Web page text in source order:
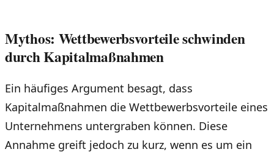
Mythos: Wettbewerbsvorteile schwinden
durch Kapitalmaßnahmen
Ein häufiges Argument besagt, dass
Kapitalmaßnahmen die Wettbewerbsvorteile eines
Unternehmens untergraben können. Diese
Annahme greift jedoch zu kurz, wenn es um ein